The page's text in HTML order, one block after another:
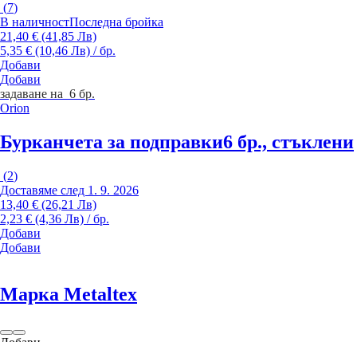
(7)
В наличностПоследна бройка
21,40 € (41,85 Лв)
5,35 € (10,46 Лв) / бр.
Добави
Добави
задаване на 6 бр.
Orion
Бурканчета за подправки6 бр., стъклени
(2)
Доставяме след 1. 9. 2026
13,40 € (26,21 Лв)
2,23 € (4,36 Лв) / бр.
Добави
Добави
Марка Metaltex